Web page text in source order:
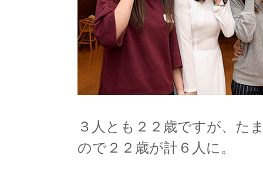
３人とも２２歳ですが、た
ので２２歳が計６人に。